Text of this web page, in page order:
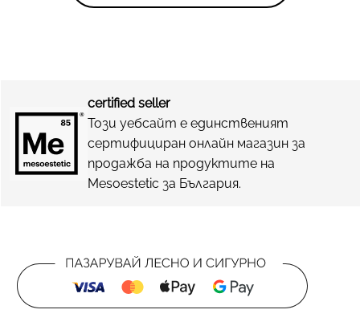
certified seller
Този уебсайт е единственият
сертифициран онлайн магазин за
продажба на продуктите на
Mesoestetic за България.